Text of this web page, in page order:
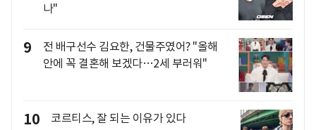
나"
9
전 배구선수 김요한, 건물주였어? "올해
안에 꼭 결혼해 보겠다…2세 부러워"
10 코르티스, 잘 되는 이유가 있다